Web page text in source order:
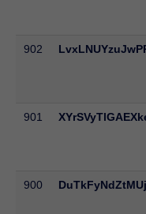
902
901
900